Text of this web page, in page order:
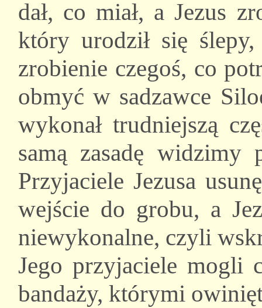
dał, co miał, a Jezus
który urodził się
zrobienie czegoś, co
obmyć w sadzawce
wykonał trudniejszą
samą zasadę widzimy
Przyjaciele Jezusa
wejście do grobu, a
niewykonalne, czyli
Jego przyjaciele mogli
bandaży, którymi